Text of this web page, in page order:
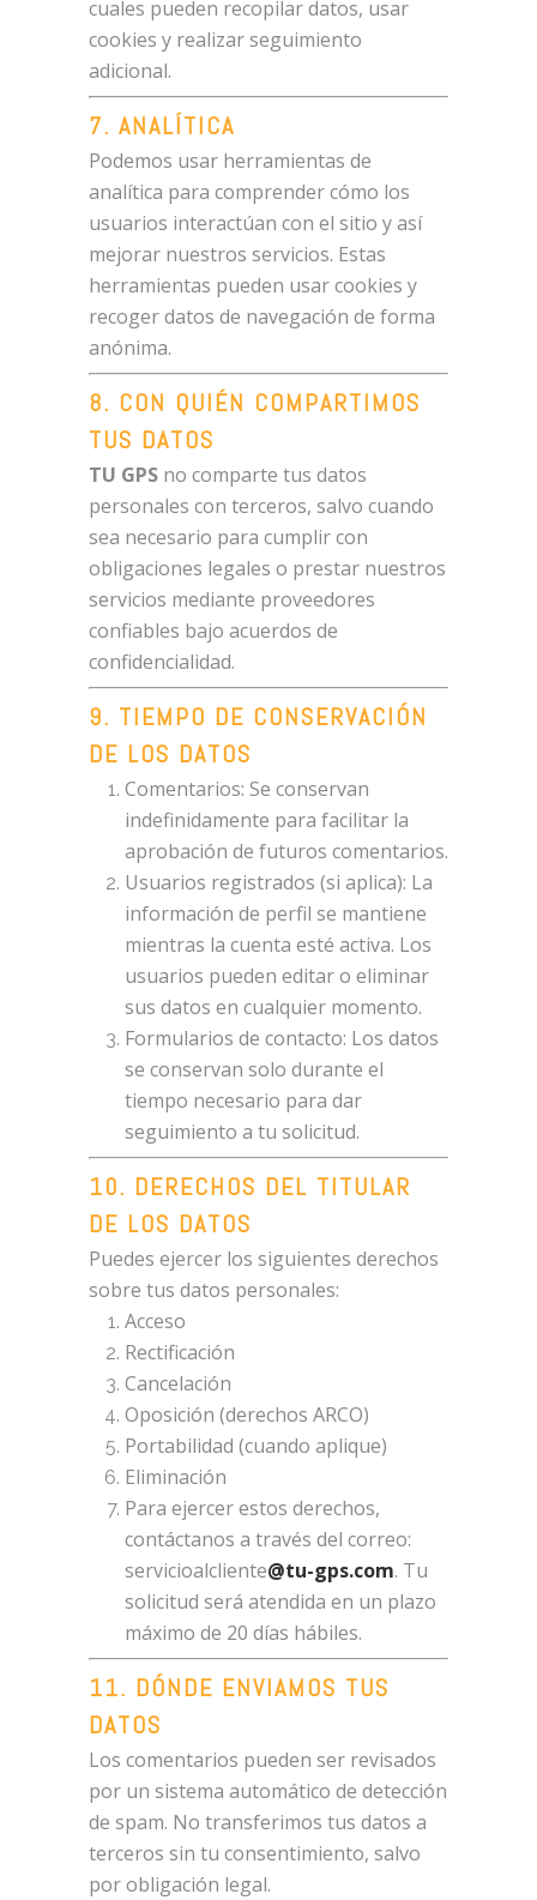
cuales pueden recopilar datos, usar
cookies y realizar seguimiento
adicional.
7. ANALÍTICA
Podemos usar herramientas de
analítica para comprender cómo los
usuarios interactúan con el sitio y así
mejorar nuestros servicios. Estas
herramientas pueden usar cookies y
recoger datos de navegación de forma
anónima.
8. CON QUIÉN COMPARTIMOS
TUS DATOS
TU GPS no comparte tus datos
personales con terceros, salvo cuando
sea necesario para cumplir con
obligaciones legales o prestar nuestros
servicios mediante proveedores
confiables bajo acuerdos de
confidencialidad.
9. TIEMPO DE CONSERVACIÓN
DE LOS DATOS
Comentarios: Se conservan
indefinidamente para facilitar la
aprobación de futuros comentarios.
Usuarios registrados (si aplica): La
información de perfil se mantiene
mientras la cuenta esté activa. Los
usuarios pueden editar o eliminar
sus datos en cualquier momento.
Formularios de contacto: Los datos
se conservan solo durante el
tiempo necesario para dar
seguimiento a tu solicitud.
10. DERECHOS DEL TITULAR
DE LOS DATOS
Puedes ejercer los siguientes derechos
sobre tus datos personales:
Acceso
Rectificación
Cancelación
Oposición (derechos ARCO)
Portabilidad (cuando aplique)
Eliminación
Para ejercer estos derechos,
contáctanos a través del correo:
servicioalcliente@tu-gps.com. Tu
solicitud será atendida en un plazo
máximo de 20 días hábiles.
11. DÓNDE ENVIAMOS TUS
DATOS
Los comentarios pueden ser revisados
por un sistema automático de detección
de spam. No transferimos tus datos a
terceros sin tu consentimiento, salvo
por obligación legal.